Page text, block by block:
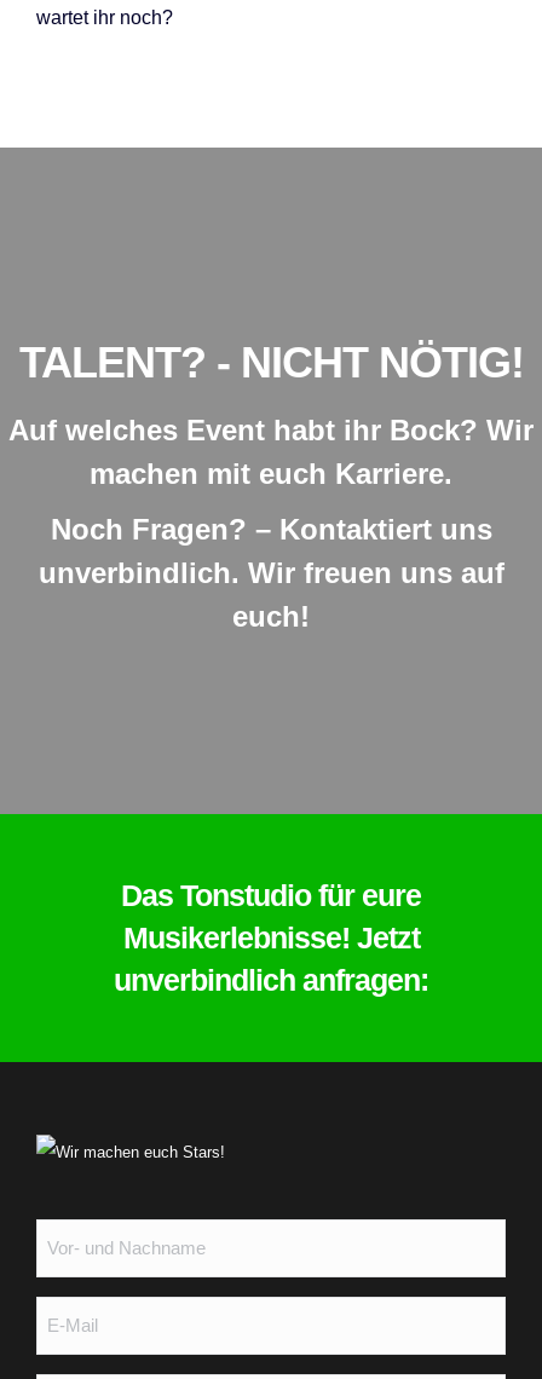
wartet ihr noch?
TALENT? - NICHT NÖTIG!
Auf welches Event habt ihr Bock? Wir
machen mit euch Karriere.
Noch Fragen? – Kontaktiert uns
unverbindlich. Wir freuen uns auf
euch!
Das Tonstudio für eure
Musikerlebnisse! Jetzt
unverbindlich anfragen:
und
Nachname*
Mail*